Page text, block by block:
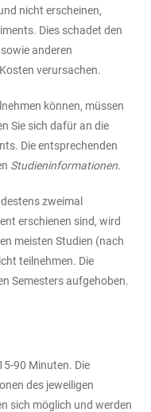
nicht erscheinen,
Dies schadet den
anderen
verursachen.
können, müssen
Sie sich dafür an die
Die entsprechenden
Studieninformationen.
zweimal
erschienen sind, wird
meisten Studien (nach
teilnehmen. Die
Semesters aufgehoben.
90 Minuten. Die
des jeweiligen
sich möglich und werden